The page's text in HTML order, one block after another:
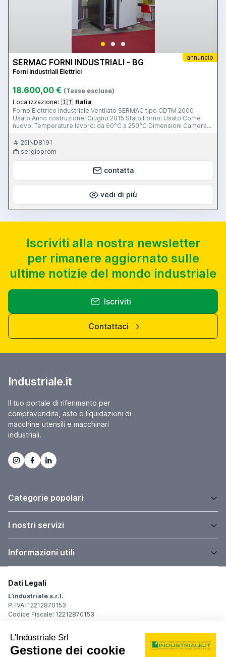
annuncio
SERMAC FORNI INDUSTRIALI - BG
Forni industriali Elettrici
18.600,00 € (Tasse escluse)
Localizzazione: 🇮🇹 Italia
Forno Elettrico Industriale Ventilato SERMAC tipo CDTM 2000 –
Usato Anno costruzione: Giugno 2015 Stato Forno: Usato Come
nuovo! Temperature lavoro: da 60°C a 250°C Dimensioni Camera
mm.1000 x 1460 x H 1500 (larghezza x profondità x altezza) Volume
interno camera: 2200 litri Materiale camera: Tutto in acciaio inox
Carico/Scarico dal Forno: A piano pavimento Alimentaz.: 400V;
50Hz Potenza elettrica installata: KW: 19,0 Camino con valvola
regolabile Ricambio aria con valvola regolabile -Certificazione CE -
Garanzia: Integrale 1 anno Forno adatto per fare eccellenti
trattamenti di asciugatura, deidrogenazione, stabilizzazione, post-
curing, reticolazione, rinvenimento, ecc. ecc. Consegna: Pronta -
salvo venduto Forno visionabile presso la nostra Sede di Seriate –
BG Per info: SERMAC Forni S.r.l. tel. 035 687267 e-mail:
sermac@sermac.it Chiedere del Sig. Sergio Prometti
25IND8191
sergioprom
contatta
vedi di più
Iscriviti alla nostra newsletter
per rimanere aggiornato sulle
ultime notizie del mondo industriale
Iscriviti
Contattaci
Industriale.it
Il tuo portale di riferimento per
compravendita, aste e liquidazioni di
macchine utensili e macchinari
industriali.
Categorie popolari
I nostri servizi
Informazioni utili
Dati Legali
L'industriale s.r.l.
P. IVA: 12212870153
Codice Fiscale: 12212870153
Sede Legale
Via Carlo Dolci, 32